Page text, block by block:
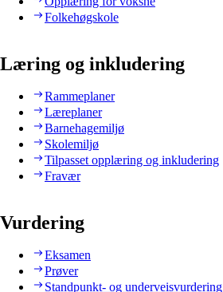
Folkehøgskole
Læring og inkludering
Rammeplaner
Læreplaner
Barnehagemiljø
Skolemiljø
Tilpasset opplæring og inkludering
Fravær
Vurdering
Eksamen
Prøver
Standpunkt- og underveisvurdering